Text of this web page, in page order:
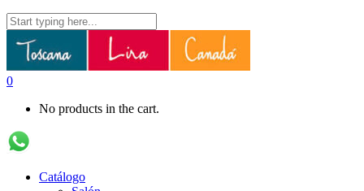
0
No products in the cart.
Catálogo